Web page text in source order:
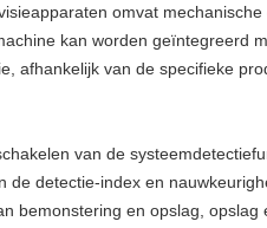
omvat
kan worden geïntegreerd
afhankelijk van de specifieke
van de
de detectie-index en
bemonstering en opslag,